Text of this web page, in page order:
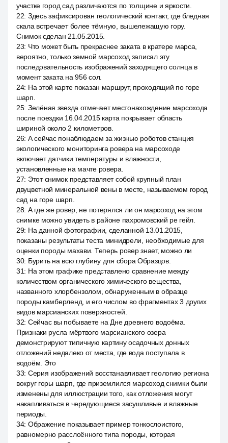
участке город сад различаются по толщине и яркости.
22: Здесь зафиксирован геологический контакт, где бледная
скала встречает более тёмную, вышележащую гору.
Снимок сделан 21.05.2015.
23: Что может быть прекраснее заката в кратере марса,
вероятно, только земной марсоход записал эту
последовательность изображений заходящего солнца в
момент заката на 956 сол.
24: На этой карте показан маршрут, проходящий по горе
шарп.
25: Зелёная звезда отмечает местонахождение марсохода
после поездки 16.04.2015 карта покрывает область
шириной около 2 километров.
26: А сейчас понаблюдаем за жизнью роботов станция
экологического мониторинга ровера на марсоходе
включает датчики температуры и влажности,
установленные на мачте ровера.
27: Этот снимок представляет собой крупный план
двуцветной минеральной вены в месте, называемом город
сад на горе шарп.
28: А где же ровер, не потерялся ли он марсоход на этом
снимке можно увидеть в районе пахромовский ре гейл.
29: На данной фотографии, сделанной 13.01.2015,
показаны результаты теста минидрели, необходимые для
оценки породы махави. Теперь ровер знает, можно ли
30: Бурить на всю глубину для сбора Образцов.
31: На этом графике представлено сравнение между
количеством органического химического вещества,
названного хлорбензолом, обнаруженным в образце
породы камберленд, и его числом во фрагментах 3 других
видов марсианских поверхностей.
32: Сейчас вы побываете на Дне древнего водоёма.
Признаки русла мёртвого марсианского озера
демонстрируют типичную картину осадочных донных
отложений недалеко от места, где вода поступала в
водоём. Это
33: Серия изображений восстанавливает геологию региона
вокруг горы шарп, где приземлился марсоход снимки были
изменены для иллюстрации того, как отложения могут
накапливаться в чередующиеся засушливые и влажные
периоды.
34: Ображение показывает пример тонкослоистого,
равномерно расслоённого типа породы, которая